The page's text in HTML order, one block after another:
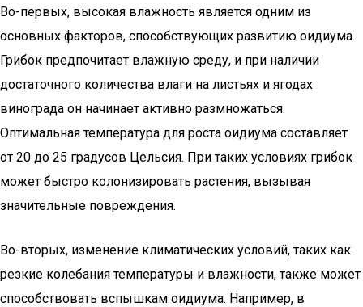
Во-первых, высокая влажность является одним из
основных факторов, способствующих развитию оидиума.
Грибок предпочитает влажную среду, и при наличии
достаточного количества влаги на листьях и ягодах
винограда он начинает активно размножаться.
Оптимальная температура для роста оидиума составляет
от 20 до 25 градусов Цельсия. При таких условиях грибок
может быстро колонизировать растения, вызывая
значительные повреждения.
Во-вторых, изменение климатических условий, таких как
резкие колебания температуры и влажности, также может
способствовать вспышкам оидиума. Например, в